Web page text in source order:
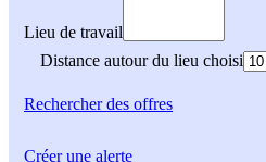
Lieu de travail
Distance autour du lieu choisi
Rechercherdes offres
Créer une alerte